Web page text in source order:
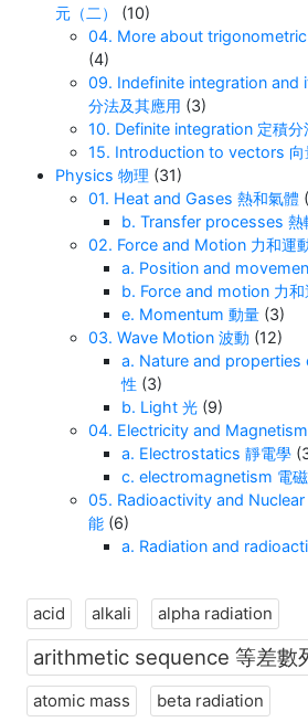
元（二）
(10)
04. More about
(4)
09. Indefinite integration and
分法及其應用 (3)
10. Definite integration 定積分
15. Introduction to vectors 向
Physics 物理 (31)
01. Heat and Gases 熱和氣體
b. Transfer processes 熱
02. Force and Motion 力和運
a. Position and
b. Force and motion 力和
e. Momentum 動量 (3)
03. Wave Motion 波動 (12)
a. Nature and properties
性 (3)
b. Light 光 (9)
04. Electricity and
a. Electrostatics 靜電學
c. electromagnetism 電
05. Radioactivity and Nuclear
能 (6)
a. Radiation and
acid alkali alpha radiation
arithmetic sequence 等差數
atomic mass
beta radiation